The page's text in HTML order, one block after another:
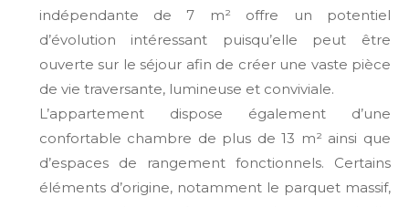
indépendante de 7 m² offre un potentiel
d’évolution intéressant puisqu’elle peut être
ouverte sur le séjour afin de créer une vaste pièce
de vie traversante, lumineuse et conviviale.
L’appartement dispose également d’une
confortable chambre de plus de 13 m² ainsi que
d’espaces de rangement fonctionnels. Certains
éléments d’origine, notamment le parquet massif,